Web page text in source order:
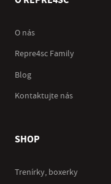
O nás
Repre4sc Family
Blog
Kontaktujte nás
SHOP
Trenírky, boxerky